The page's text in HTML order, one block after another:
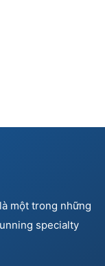
một trong những
specialty